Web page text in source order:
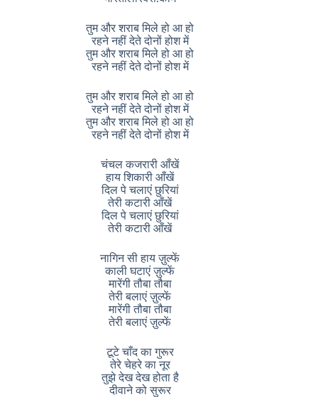
तुम और शराब मिले हो आ हो
रहने नहीं देते दोनों होश में
तुम और शराब मिले हो आ हो
रहने नहीं देते दोनों होश में
तुम और शराब मिले हो आ हो
रहने नहीं देते दोनों होश में
तुम और शराब मिले हो आ हो
रहने नहीं देते दोनों होश में
चंचल कजरारी आँखें
हाय शिकारी आँखें
दिल पे चलाएं छुरियां
तेरी कटारी आँखें
दिल पे चलाएं छुरियां
तेरी कटारी आँखें
नागिन सी हाय ज़ुल्फें
काली घटाएं ज़ुल्फें
मारेंगी तौबा तौबा
तेरी बलाएं ज़ुल्फें
मारेंगी तौबा तौबा
तेरी बलाएं ज़ुल्फें
टूटे चाँद का गुरूर
तेरे चेहरे का नूर
तुझे देख देख होता है
दीवाने को सुरूर